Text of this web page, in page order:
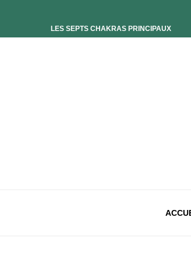
LES SEPTS CHAKRAS PRINCIPAUX